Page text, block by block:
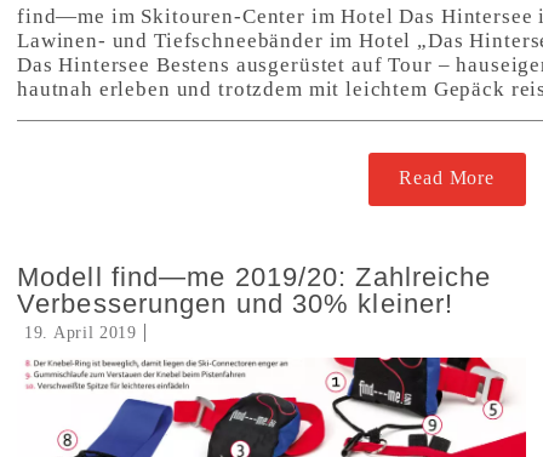
find—me im Skitouren-Center im Hotel Das
Lawinen- und Tiefschneebänder im Hotel „Das
Das Hintersee Bestens ausgerüstet auf Tour –
hautnah erleben und trotzdem mit leichtem Gepäck
Read More
Modell find—me 2019/20: Zahlreiche
Verbesserungen und 30% kleiner!
19. April 2019